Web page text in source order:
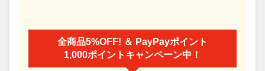
全商品5%OFF! ＆ PayPayポイント
1,000ポイントキャンペーン中！